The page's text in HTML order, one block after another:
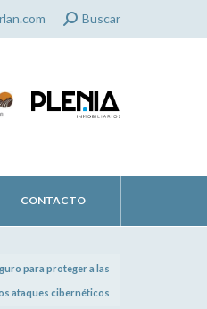
Search:
Buscar
CONTACTO
para proteger a las
ataques cibernéticos